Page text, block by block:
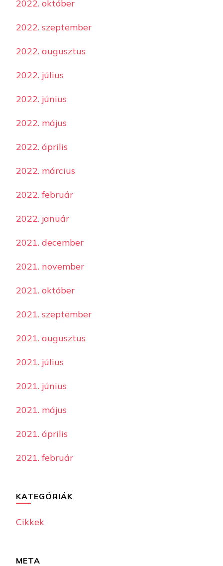
2022. október
2022. szeptember
2022. augusztus
2022. július
2022. június
2022. május
2022. április
2022. március
2022. február
2022. január
2021. december
2021. november
2021. október
2021. szeptember
2021. augusztus
2021. július
2021. június
2021. május
2021. április
2021. február
KATEGÓRIÁK
Cikkek
META